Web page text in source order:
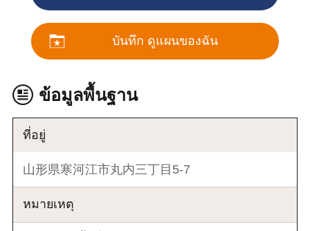
บันทึก ดูแผนของฉัน
ข้อมูลพื้นฐาน
ที่อยู่
山形県寒河江市丸内三丁目5-7
หมายเหตุ